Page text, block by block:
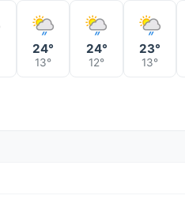
24°
13°
24°
12°
23°
13°